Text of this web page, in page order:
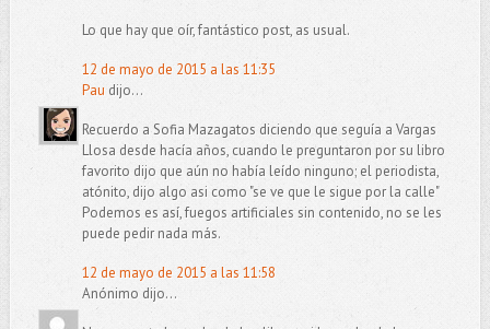
Lo que hay que oír, fantástico post, as usual.
12 de mayo de 2015 a las 11:35
Pau dijo...
Recuerdo a Sofia Mazagatos diciendo que seguía a Vargas
Llosa desde hacía años, cuando le preguntaron por su libro
favorito dijo que aún no había leído ninguno; el periodista,
atónito, dijo algo asi como "se ve que le sigue por la calle"
Podemos es así, fuegos artificiales sin contenido, no se les
puede pedir nada más.
12 de mayo de 2015 a las 11:58
Anónimo dijo...